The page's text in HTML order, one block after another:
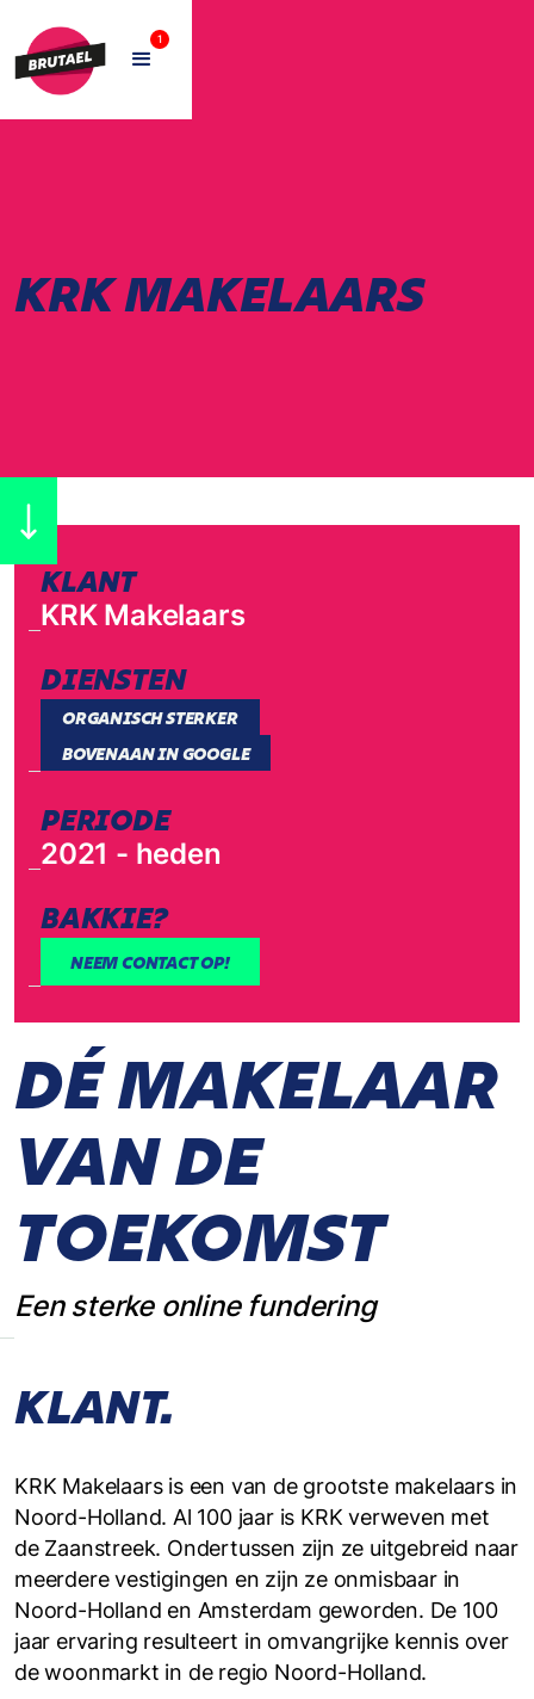
1
KRK MAKELAARS
KLANT
KRK Makelaars
DIENSTEN
ORGANISCH STERKER
BOVENAAN IN GOOGLE
PERIODE
2021 - heden
BAKKIE?
NEEM CONTACT OP!
DÉ MAKELAAR
VAN DE
TOEKOMST
Een sterke online fundering
KLANT.
KRK Makelaars is een van de grootste makelaars in
Noord-Holland. Al 100 jaar is KRK verweven met
de Zaanstreek. Ondertussen zijn ze uitgebreid naar
meerdere vestigingen en zijn ze onmisbaar in
Noord-Holland en Amsterdam geworden. De 100
jaar ervaring resulteert in omvangrijke kennis over
de woonmarkt in de regio Noord-Holland.